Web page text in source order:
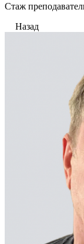
Стаж
Назад